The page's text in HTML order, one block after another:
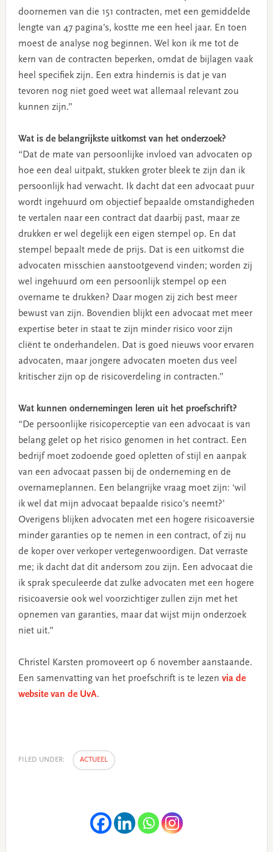
doornemen van die 151 contracten, met een gemiddelde
lengte van 47 pagina’s, kostte me een heel jaar. En toen
moest de analyse nog beginnen. Wel kon ik me tot de
kern van de contracten beperken, omdat de bijlagen vaak
heel specifiek zijn. Een extra hindernis is dat je van
tevoren nog niet goed weet wat allemaal relevant zou
kunnen zijn.”
Wat is de belangrijkste uitkomst van het onderzoek?
“Dat de mate van persoonlijke invloed van advocaten op
hoe een deal uitpakt, stukken groter bleek te zijn dan ik
persoonlijk had verwacht. Ik dacht dat een advocaat puur
wordt ingehuurd om objectief bepaalde omstandigheden
te vertalen naar een contract dat daarbij past, maar ze
drukken er wel degelijk een eigen stempel op. En dat
stempel bepaalt mede de prijs. Dat is een uitkomst die
advocaten misschien aanstootgevend vinden; worden zij
wel ingehuurd om een persoonlijk stempel op een
overname te drukken? Daar mogen zij zich best meer
bewust van zijn. Bovendien blijkt een advocaat met meer
expertise beter in staat te zijn minder risico voor zijn
cliënt te onderhandelen. Dat is goed nieuws voor ervaren
advocaten, maar jongere advocaten moeten dus veel
kritischer zijn op de risicoverdeling in contracten.”
Wat kunnen ondernemingen leren uit het proefschrift?
“De persoonlijke risicoperceptie van een advocaat is van
belang gelet op het risico genomen in het contract. Een
bedrijf moet zodoende goed opletten of stijl en aanpak
van een advocaat passen bij de onderneming en de
overnameplannen. Een belangrijke vraag moet zijn: ‘wil
ik wel dat mijn advocaat bepaalde risico’s neemt?’
Overigens blijken advocaten met een hogere risicoaversie
minder garanties op te nemen in een contract, of zij nu
de koper over verkoper vertegenwoordigen. Dat verraste
me; ik dacht dat dit andersom zou zijn. Een advocaat die
ik sprak speculeerde dat zulke advocaten met een hogere
risicoaversie ook wel voorzichtiger zullen zijn met het
opnemen van garanties, maar dat wijst mijn onderzoek
niet uit.”
Christel Karsten promoveert op 6 november aanstaande.
Een samenvatting van het proefschrift is te lezen via de
website van de UvA.
FILED UNDER: ACTUEEL